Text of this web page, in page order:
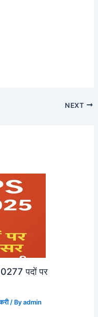
NEXT
पदों पर
/ Byadmin